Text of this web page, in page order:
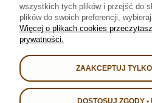
Od 2008 roku najlepszą herbatę •
upominkowe sprzedajemy i
wszystkich tych plików i przejść do
plików do swoich preferencji,
Więcej o plikach cookies
prywatności.
ZAAKCEPTUJ
DOSTOSUJ ZGODY •